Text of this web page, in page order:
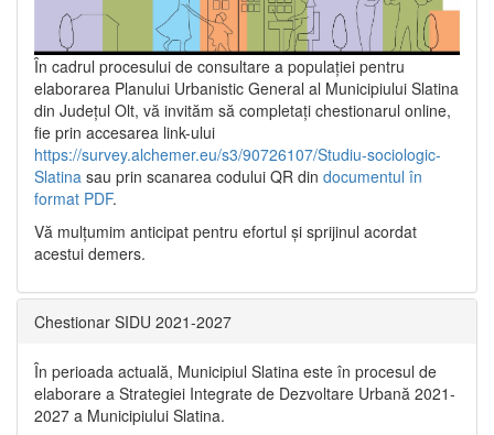
În cadrul procesului de consultare a populaţiei pentru
elaborarea Planului Urbanistic General al Municipiului Slatina
din Județul Olt, vă invităm să completați chestionarul online,
fie prin accesarea link-ului
https://survey.alchemer.eu/s3/90726107/Studiu-sociologic-
Slatina sau prin scanarea codului QR din documentul în
format PDF.
Vă mulţumim anticipat pentru efortul şi sprijinul acordat
acestui demers.
Chestionar SIDU 2021-2027
În perioada actuală, Municipiul Slatina este în procesul de
elaborare a Strategiei Integrate de Dezvoltare Urbană 2021‐
2027 a Municipiului Slatina.